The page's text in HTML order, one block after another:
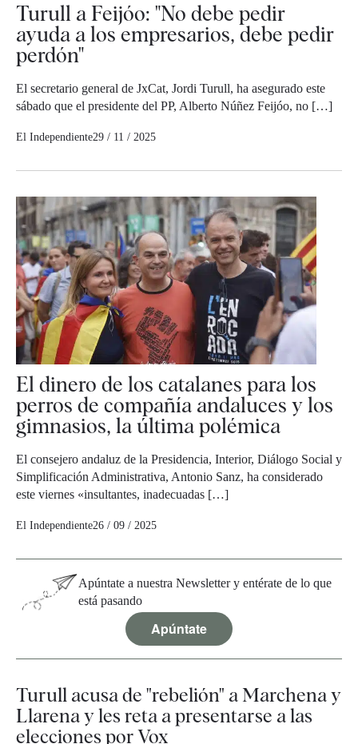
Turull a Feijóo: "No debe pedir
ayuda a los empresarios, debe pedir
perdón"
El secretario general de JxCat, Jordi Turull, ha asegurado este
sábado que el presidente del PP, Alberto Núñez Feijóo, no […]
El Independiente29 / 11 / 2025
El dinero de los catalanes para los
perros de compañía andaluces y los
gimnasios, la última polémica
El consejero andaluz de la Presidencia, Interior, Diálogo Social y
Simplificación Administrativa, Antonio Sanz, ha considerado
este viernes «insultantes, inadecuadas […]
El Independiente26 / 09 / 2025
Apúntate a nuestra Newsletter y entérate de lo que
está pasando
Apúntate
Turull acusa de "rebelión" a Marchena y
Llarena y les reta a presentarse a las
elecciones por Vox